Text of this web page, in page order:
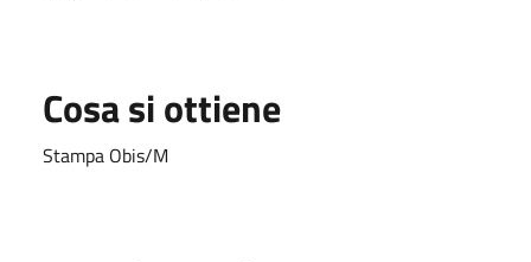
Cosa si ottiene
Stampa Obis/M